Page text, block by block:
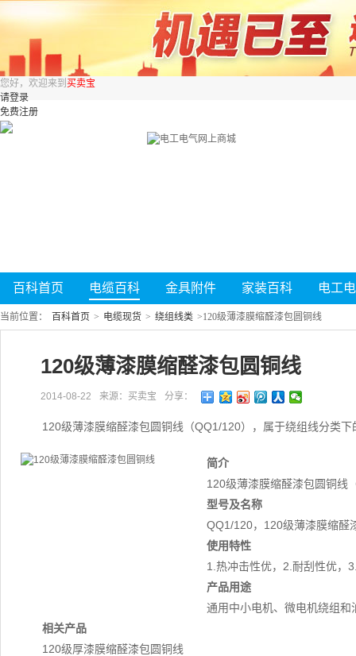
您好，欢迎来到 买卖宝
请登录
免费注册
百科首页 电缆百科 金具附件 家装百科 电工
当前位置： 百科首页 > 电缆现货 > 绕组线类 >120级薄漆膜缩醛漆包圆铜线
120级薄漆膜缩醛漆包圆铜线
2014-08-22 来源：买卖宝 分享：
120级薄漆膜缩醛漆包圆铜线（QQ1/120），属于绕组线分类下
简介
120级薄漆膜缩醛漆包圆铜线
型号及名称
QQ1/120，120级薄漆膜缩醛
使用特性
1.热冲击性优，2.耐刮性优，
产品用途
通用中小电机、微电机绕组
相关产品
120级厚漆膜缩醛漆包圆铜线